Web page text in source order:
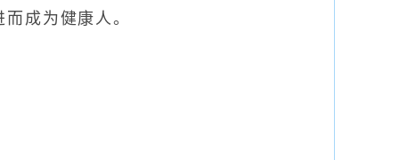
成为健康人。